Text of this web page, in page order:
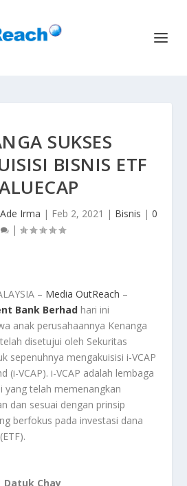
SUKSES
BISNIS ETF
Irma | Feb 2, 2021 | Bisnis | 0
|
– Media OutReach –
Bank Berhad hari ini
anak perusahaannya Kenanga
disetujui oleh Sekuritas
sepenuhnya mengakuisisi i-VCAP
(i-VCAP). i-VCAP adalah lembaga
yang telah memenangkan
dan sesuai dengan prinsip
berfokus pada investasi dana
Datuk Chay